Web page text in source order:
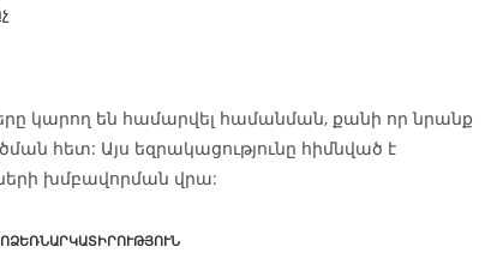
կարող են համարվել համանման, քանի որ նրանք
հետ: Այս եզրակացությունը հիմնված է
խմբավորման վրա: